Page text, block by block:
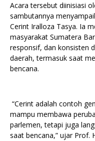
Acara tersebut diinisiasi
sambutannya
Cerint Iralloza Tasya. Ia
masyarakat Sumatera
responsif, dan konsisten
daerah, termasuk saat
bencana.
“Cerint adalah contoh
mampu membawa
parlemen, tetapi juga
saat bencana,” ujar Prof.